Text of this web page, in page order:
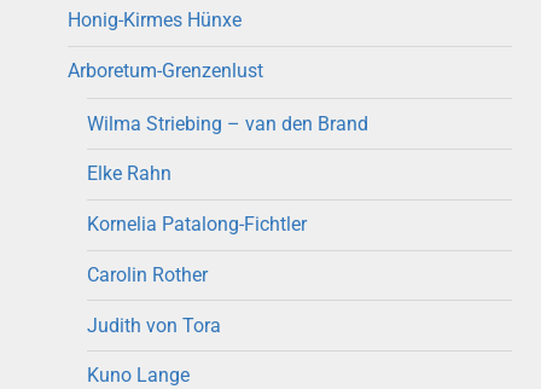
Honig-Kirmes Hünxe
Arboretum-Grenzenlust
Wilma Striebing – van den Brand
Elke Rahn
Kornelia Patalong-Fichtler
Carolin Rother
Judith von Tora
Kuno Lange